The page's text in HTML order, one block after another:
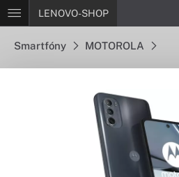
LENOVO-SHOP
Smartfóny MOTOROLA